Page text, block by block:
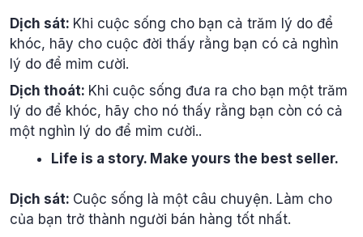
Dịch sát: Khi cuộc sống cho bạn cả trăm lý do để
khóc, hãy cho cuộc đời thấy rằng bạn có cả nghìn
lý do để mỉm cười.
Dịch thoát: Khi cuộc sống đưa ra cho bạn một trăm
lý do để khóc, hãy cho nó thấy rằng bạn còn có cả
một nghìn lý do để mỉm cười..
Life is a story. Make yours the best seller.
Dịch sát: Cuộc sống là một câu chuyện. Làm cho
của bạn trở thành người bán hàng tốt nhất.